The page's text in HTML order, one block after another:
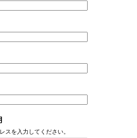
スを入力してください。